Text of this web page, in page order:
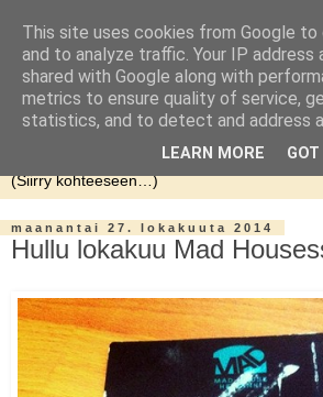
maanantai 27. lokakuuta 2014
Hullu lokakuu Mad
This site uses cookies from Google
and to analyze traffic. Your IP address
shared with Google along with
metrics to ensure quality of service,
statistics, and to detect and address
LEARN MORE